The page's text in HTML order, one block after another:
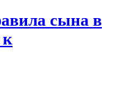
сына в